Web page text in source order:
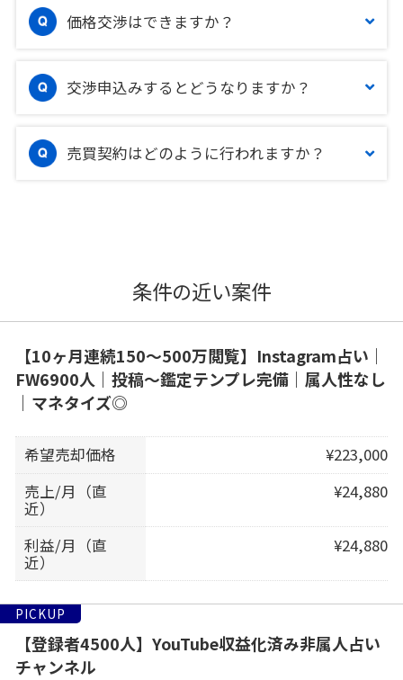
価格交渉はできますか？
交渉申込みするとどうなりますか？
売買契約はどのように行われますか？
条件の近い案件
【10ヶ月連続150〜500万閲覧】Instagram占い｜
FW6900人｜投稿〜鑑定テンプレ完備｜属人性なし
｜マネタイズ◎
希望売却価格
¥223,000
売上/月（直
近）
¥24,880
利益/月（直
近）
¥24,880
PICKUP
【登録者4500人】YouTube収益化済み非属人占い
チャンネル